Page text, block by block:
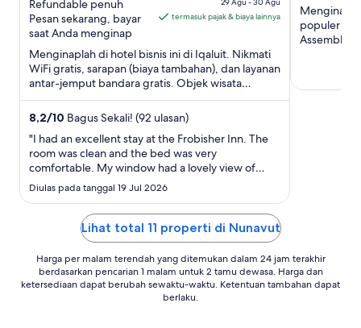
of
5
Iqaluit NU
Refundable penuh
Pesan sekarang, bayar
saat Anda menginap
malam
29
Agu
hingga
Agu
termasuk pajak & biaya lainnya
Menginaplah di hotel bisnis ini di Iqaluit. Nikmati
WiFi gratis, sarapan (biaya tambahan), dan layanan
antar-jemput bandara gratis. Objek wisata
populer seperti ...
8,2/10 Bagus Sekali! (92 ulasan)
"I had an excellent stay at the Frobisher Inn. The
room was clean and the bed was very
comfortable. My window had a lovely view of
Hospital Hill! The on-site restaurant, The Frob, was
delicious. I tried the Arctic char one night for
dinner. The location of the hotel is great, as it's
walking distance ..."
Diulas pada tanggal 19 Jul 2026
of
5
populer
Assembly
Lihat total 11 properti di Nunavut
Harga per malam terendah yang ditemukan dalam 24 jam terakhir
berdasarkan pencarian 1 malam untuk 2 tamu dewasa. Harga dan
ketersediaan dapat berubah sewaktu-waktu. Ketentuan tambahan dapat
berlaku.